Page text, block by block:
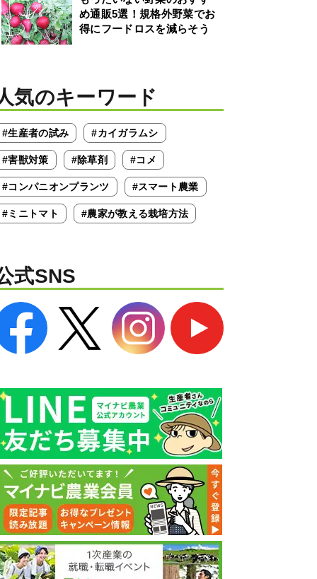
め通販5選！規格外野菜でお
得にフードロスを減らそう
気のキーワード
#生産者の試み #カイガラムシ
#害獣対策 #除草剤 #コメ
#コンパニオンプランツ #スマート農業
#ミニトマト #農家が教える栽培方法
式SNS